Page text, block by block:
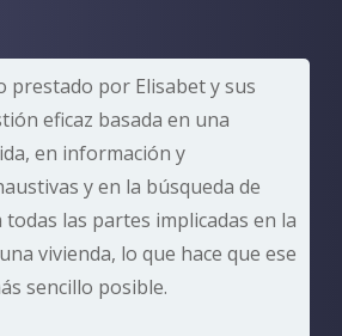
prestado por Elisabet y sus
eficaz basada en una
en información y
y en la búsqueda de
las partes implicadas en la
vivienda, lo que hace que ese
sencillo posible.